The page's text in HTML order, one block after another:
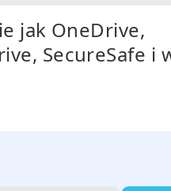
jak OneDrive,
SecureSafe i